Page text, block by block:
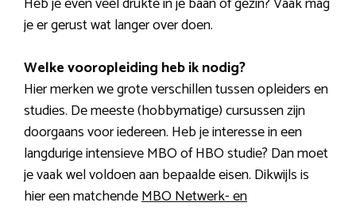
je er gerust wat langer over doen.
Welke vooropleiding heb ik nodig?
Hier merken we grote verschillen tussen opleiders en
studies. De meeste (hobbymatige) cursussen zijn
doorgaans voor iedereen. Heb je interesse in een
langdurige intensieve MBO of HBO studie? Dan moet
je vaak wel voldoen aan bepaalde eisen. Dikwijls is
hier een matchendeMBO Netwerk- en